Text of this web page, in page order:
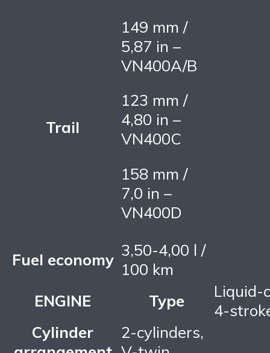
Trail
149 mm /
5,87 in –
VN400A/B
123 mm /
4,80 in –
VN400C
158 mm /
7,0 in –
VN400D
Fuel economy 3,50-4,00 l /
100 km
ENGINE
Type
Liquid-
4-
Cylinder
2-cylinders,